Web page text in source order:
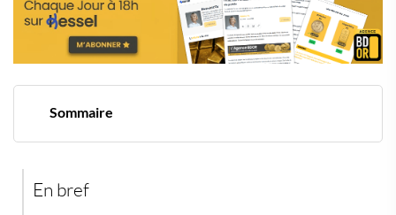
Sommaire
Dette, inflation et croissance faible : le cocktail qui
En bref